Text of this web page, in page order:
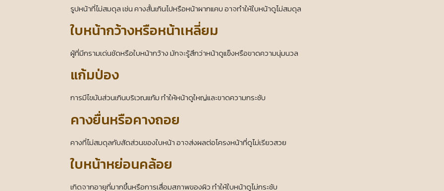
รูปหน้าที่ไม่สมดุล เช่น คางสั้นเกินไปหรือหน้าผากแคบ อาจทำให้ใบหน้าดูไม่สมดุล
ใบหน้ากว้างหรือหน้าเหลี่ยม
ผู้ที่มีกรามเด่นชัดหรือใบหน้ากว้าง มักจะรู้สึกว่าหน้าดูแข็งหรือขาดความนุ่มนวล
แก้มป่อง
การมีไขมันส่วนเกินบริเวณแก้ม ทำให้หน้าดูใหญ่และขาดความกระชับ
คางยื่นหรือคางถอย
คางที่ไม่สมดุลกับสัดส่วนของใบหน้า อาจส่งผลต่อโครงหน้าที่ดูไม่เรียวสวย
ใบหน้าหย่อนคล้อย
เกิดจากอายุที่มากขึ้นหรือการเสื่อมสภาพของผิว ทำให้ใบหน้าดูไม่กระชับ